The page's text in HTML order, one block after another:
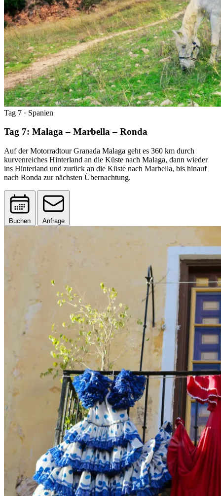
Tag 7 · Spanien
Tag 7: Malaga – Marbella – Ronda
Auf der Motorradtour Granada Malaga geht es 360 km durch
kurvenreiches Hinterland an die Küste nach Malaga, dann wieder
ins Hinterland und zurück an die Küste nach Marbella, bis hinauf
nach Ronda zur nächsten Übernachtung.
Buchen Anfrage